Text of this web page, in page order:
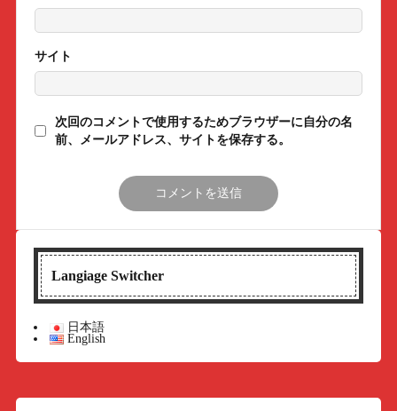
サイト
次回のコメントで使用するためブラウザーに自分の名
前、メールアドレス、サイトを保存する。
Langiage Switcher
日本語
English